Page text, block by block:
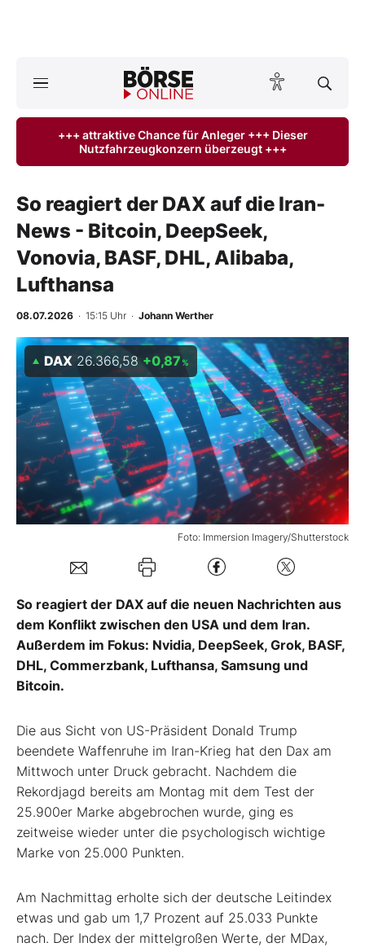
ktuelle Ausgabe BÖRSE ONLINE lesen
Anlageprodukte
Finanz-Check
Abo & Shop
BO-Musterdepots
Experten
Mein B:O
Mein Konto
Folgen Sie uns
Kontakt
+++ attraktive Chance für Anleger +++ Dieser
Nutzfahrzeugkonzern überzeugt +++
So reagiert der DAX auf die Iran-
News - Bitcoin, DeepSeek,
Vonovia, BASF, DHL, Alibaba,
Lufthansa
08.07.2026 · 15:15 Uhr · Johann Werther
Foto: Immersion Imagery/Shutterstock
DAX 26.366,58 +0,87 %
So reagiert der DAX auf die neuen Nachrichten aus
dem Konflikt zwischen den USA und dem Iran.
Außerdem im Fokus: Nvidia, DeepSeek, Grok, BASF,
DHL, Commerzbank, Lufthansa, Samsung und
Bitcoin.
Die aus Sicht von US-Präsident Donald Trump
beendete Waffenruhe im Iran-Krieg hat den Dax am
Mittwoch unter Druck gebracht. Nachdem die
Rekordjagd bereits am Montag mit dem Test der
25.900er Marke abgebrochen wurde, ging es
zeitweise wieder unter die psychologisch wichtige
Marke von 25.000 Punkten.
Am Nachmittag erholte sich der deutsche Leitindex
etwas und gab um 1,7 Prozent auf 25.033 Punkte
nach. Der Index der mittelgroßen Werte, der MDax,